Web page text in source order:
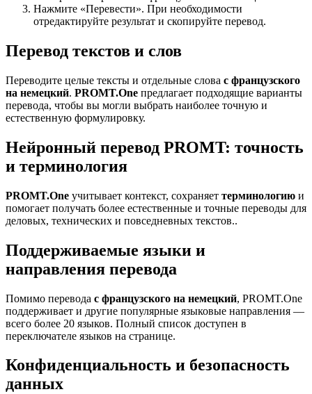
Нажмите «Перевести». При необходимости
отредактируйте результат и скопируйте перевод.
Перевод текстов и слов
Переводите целые тексты и отдельные слова с французского
на немецкий. PROMT.One предлагает подходящие варианты
перевода, чтобы вы могли выбрать наиболее точную и
естественную формулировку.
Нейронный перевод PROMT: точность
и терминология
PROMT.One учитывает контекст, сохраняет терминологию и
помогает получать более естественные и точные переводы для
деловых, технических и повседневных текстов..
Поддерживаемые языки и
направления перевода
Помимо перевода с французского на немецкий, PROMT.One
поддерживает и другие популярные языковые направления —
всего более 20 языков. Полный список доступен в
переключателе языков на странице.
Конфиденциальность и безопасность
данных